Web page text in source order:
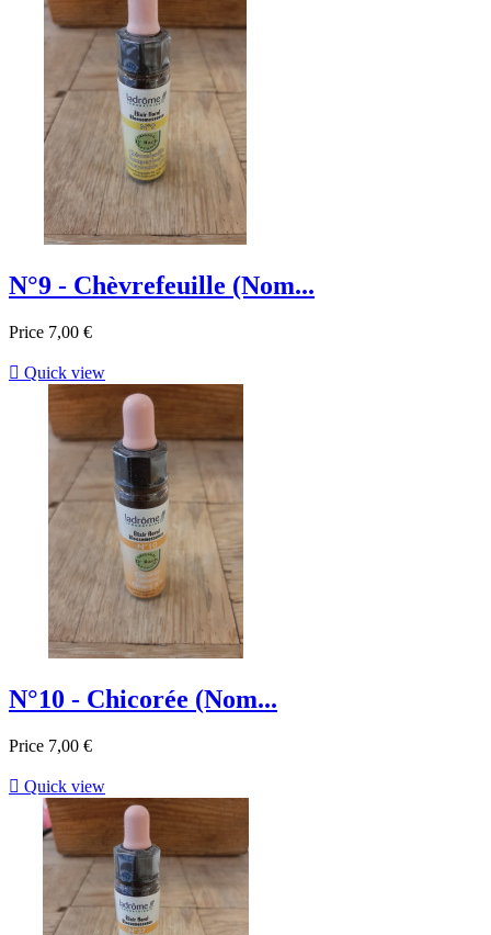
N°9 - Chèvrefeuille (Nom...
Price 7,00 €
 Quick view
N°10 - Chicorée (Nom...
Price 7,00 €
 Quick view